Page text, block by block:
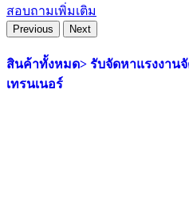
สอบถามเพิ่มเติม
Previous Next
สินค้าทั้งหมด> รับจัดหาแรงงาน
เทรนเนอร์